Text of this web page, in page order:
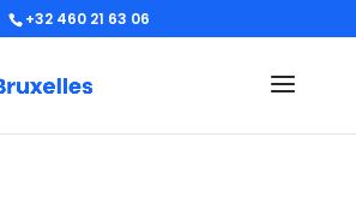
+32 460 21 63 06